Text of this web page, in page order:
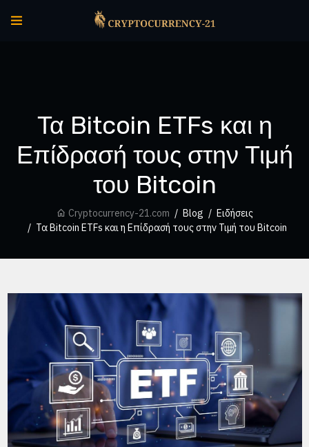
Τα Bitcoin ETFs και η
Επίδρασή τους στην Τιμή
του Bitcoin
Cryptocurrency-21.com Blog
Ειδήσεις
Τα Bitcoin ETFs και η Επίδρασή τους στην Τιμή του Bitcoin